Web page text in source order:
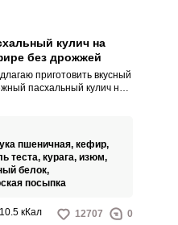
кулич на
без дрожжей
приготовить вкусный
пасхальный кулич на
пшеничная, кефир,
теста, курага, изюм,
белок,
посыпка
кКал 12707 0